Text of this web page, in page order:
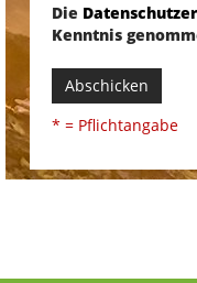
Die
Kenntnis
Abschicken
* = Pflichtangabe